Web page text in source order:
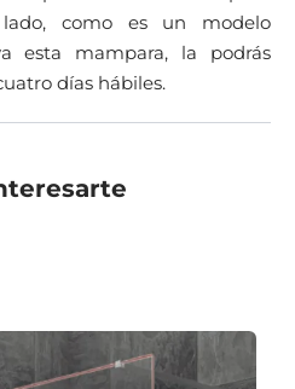
como es un modelo
esta mampara, la podrás
días hábiles.